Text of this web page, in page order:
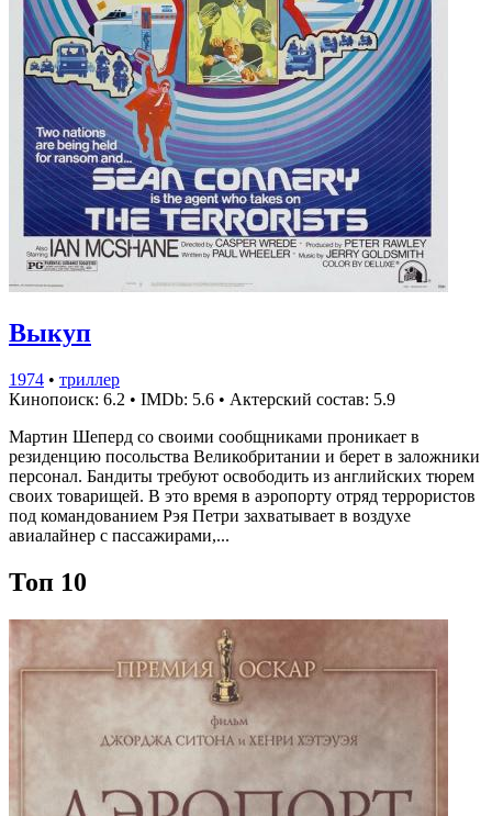
Выкуп
1974 • триллер
Кинопоиск: 6.2 • IMDb: 5.6 • Актерский состав: 5.9
Мартин Шеперд со своими сообщниками проникает в
резиденцию посольства Великобритании и берет в заложники
персонал. Бандиты требуют освободить из английских тюрем
своих товарищей. В это время в аэропорту отряд террористов
под командованием Рэя Петри захватывает в воздухе
авиалайнер с пассажирами,...
Топ 10